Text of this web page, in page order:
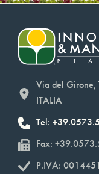
Via del
ITALIA
Tel:
Fax:
P.IVA: